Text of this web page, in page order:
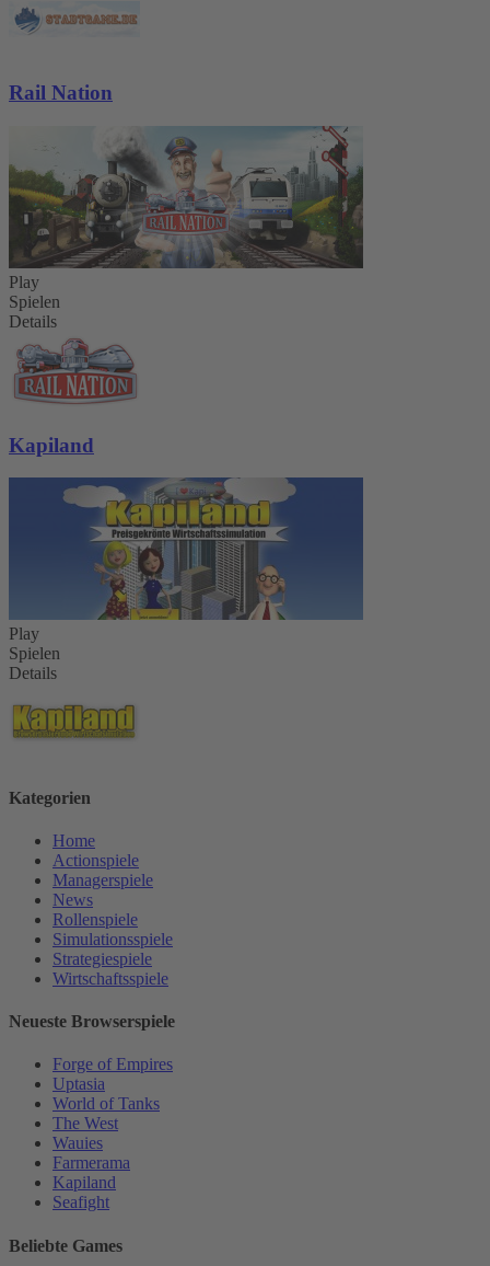
Rail Nation
Play
Spielen
Details
Kapiland
Play
Spielen
Details
Kategorien
Home
Actionspiele
Managerspiele
News
Rollenspiele
Simulationsspiele
Strategiespiele
Wirtschaftsspiele
Neueste Browserspiele
Forge of Empires
Uptasia
World of Tanks
The West
Wauies
Farmerama
Kapiland
Seafight
Beliebte Games